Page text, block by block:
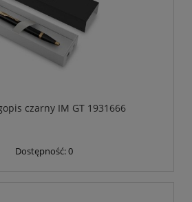
czarny IM GT 1931666
Dostępność:0